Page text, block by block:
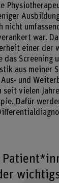
nicht
war.
einer der
das Screening
aus meiner
und
seit vielen
Dafür